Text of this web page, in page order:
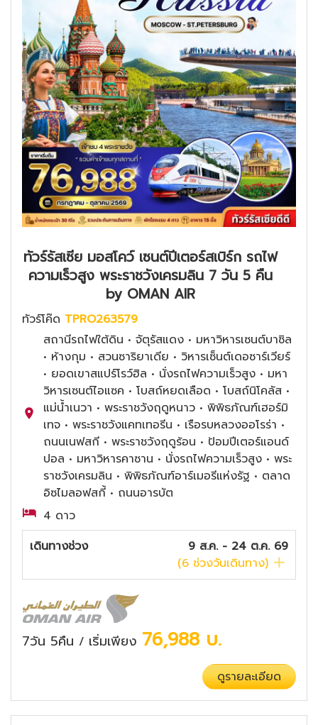
ทัวร์รัสเซีย มอสโคว์ เซนต์ปีเตอร์สเบิร์ก รถไฟ
ความเร็วสูง พระราชวังเครมลิน 7 วัน 5 คืน
by OMAN AIR
ทัวร์โค๊ด TPRO263579
สถานีรถไฟใต้ดิน • จัตุรัสแดง • มหาวิหารเซนต์บาซิล
• ห้างกุม • สวนซาริยาเดีย • วิหารเซ็นต์เดอซาร์เวียร์
• ยอดเขาสแปร์โรว์ฮิล • นั่งรถไฟความเร็วสูง • มหา
วิหารเซนต์ไอแซค • โบสถ์หยดเลือด • โบสถ์นิโคลัส •
แม่น้ำเนวา • พระราชวังฤดูหนาว • พิพิธภัณฑ์เฮอร์มิ
เทจ • พระราชวังแคทเทอรีน • เรือรบหลวงออโรร่า •
ถนนเนฟสกี • พระราชวังฤดูร้อน • ป้อมปีเตอร์แอนด์
ปอล • มหาวิหารคาซาน • นั่งรถไฟความเร็วสูง • พระ
ราชวังเครมลิน • พิพิธภัณฑ์อาร์เมอรีแห่งรัฐ • ตลาด
อิซไมลอฟสกี้ • ถนนอารบัต
4 ดาว
เดินทางช่วง
9 ส.ค. - 24 ต.ค. 69
(6 ช่วงวันเดินทาง)
7วัน 5คืน / เริ่มเพียง 76,988 บ.
ดูรายละเอียด